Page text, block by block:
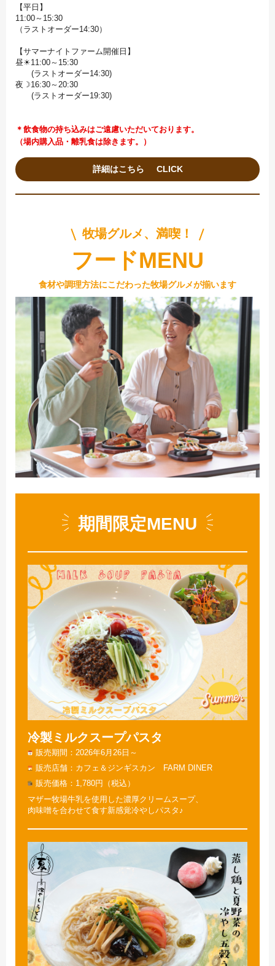
【平日】
11:00～15:30
（ラストオーダー14:30）
【サマーナイトファーム開催日】
昼☀11:00～15:30
(ラストオーダー14:30)
夜☽16:30～20:30
(ラストオーダー19:30)
＊飲食物の持ち込みはご遠慮いただいております。
（場内購入品・離乳食は除きます。）
詳細はこちら
牧場グルメ、満喫！
フードMENU
食材や調理方法にこだわった牧場グルメが揃います
期間限定MENU
冷製ミルクスープパスタ
販売期間
2026年6月26日～
販売店舗
カフェ＆ジンギスカン FARM DINER
販売価格
1,780円（税込）
マザー牧場牛乳を使用した濃厚クリームスープ、
肉味噌を合わせて食す新感覚冷やしパスタ♪